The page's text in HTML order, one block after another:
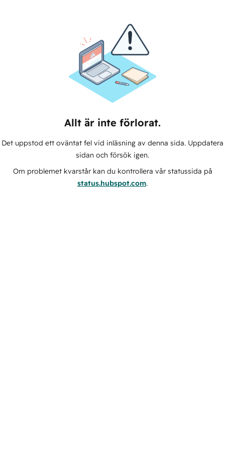
Allt är inte förlorat.
Det uppstod ett oväntat fel vid inläsning av denna sida. Uppdatera
sidan och försök igen.
Om problemet kvarstår kan du kontrollera vår statussida på
status.hubspot.com.